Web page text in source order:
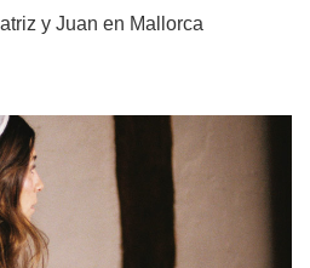
y Juan en Mallorca